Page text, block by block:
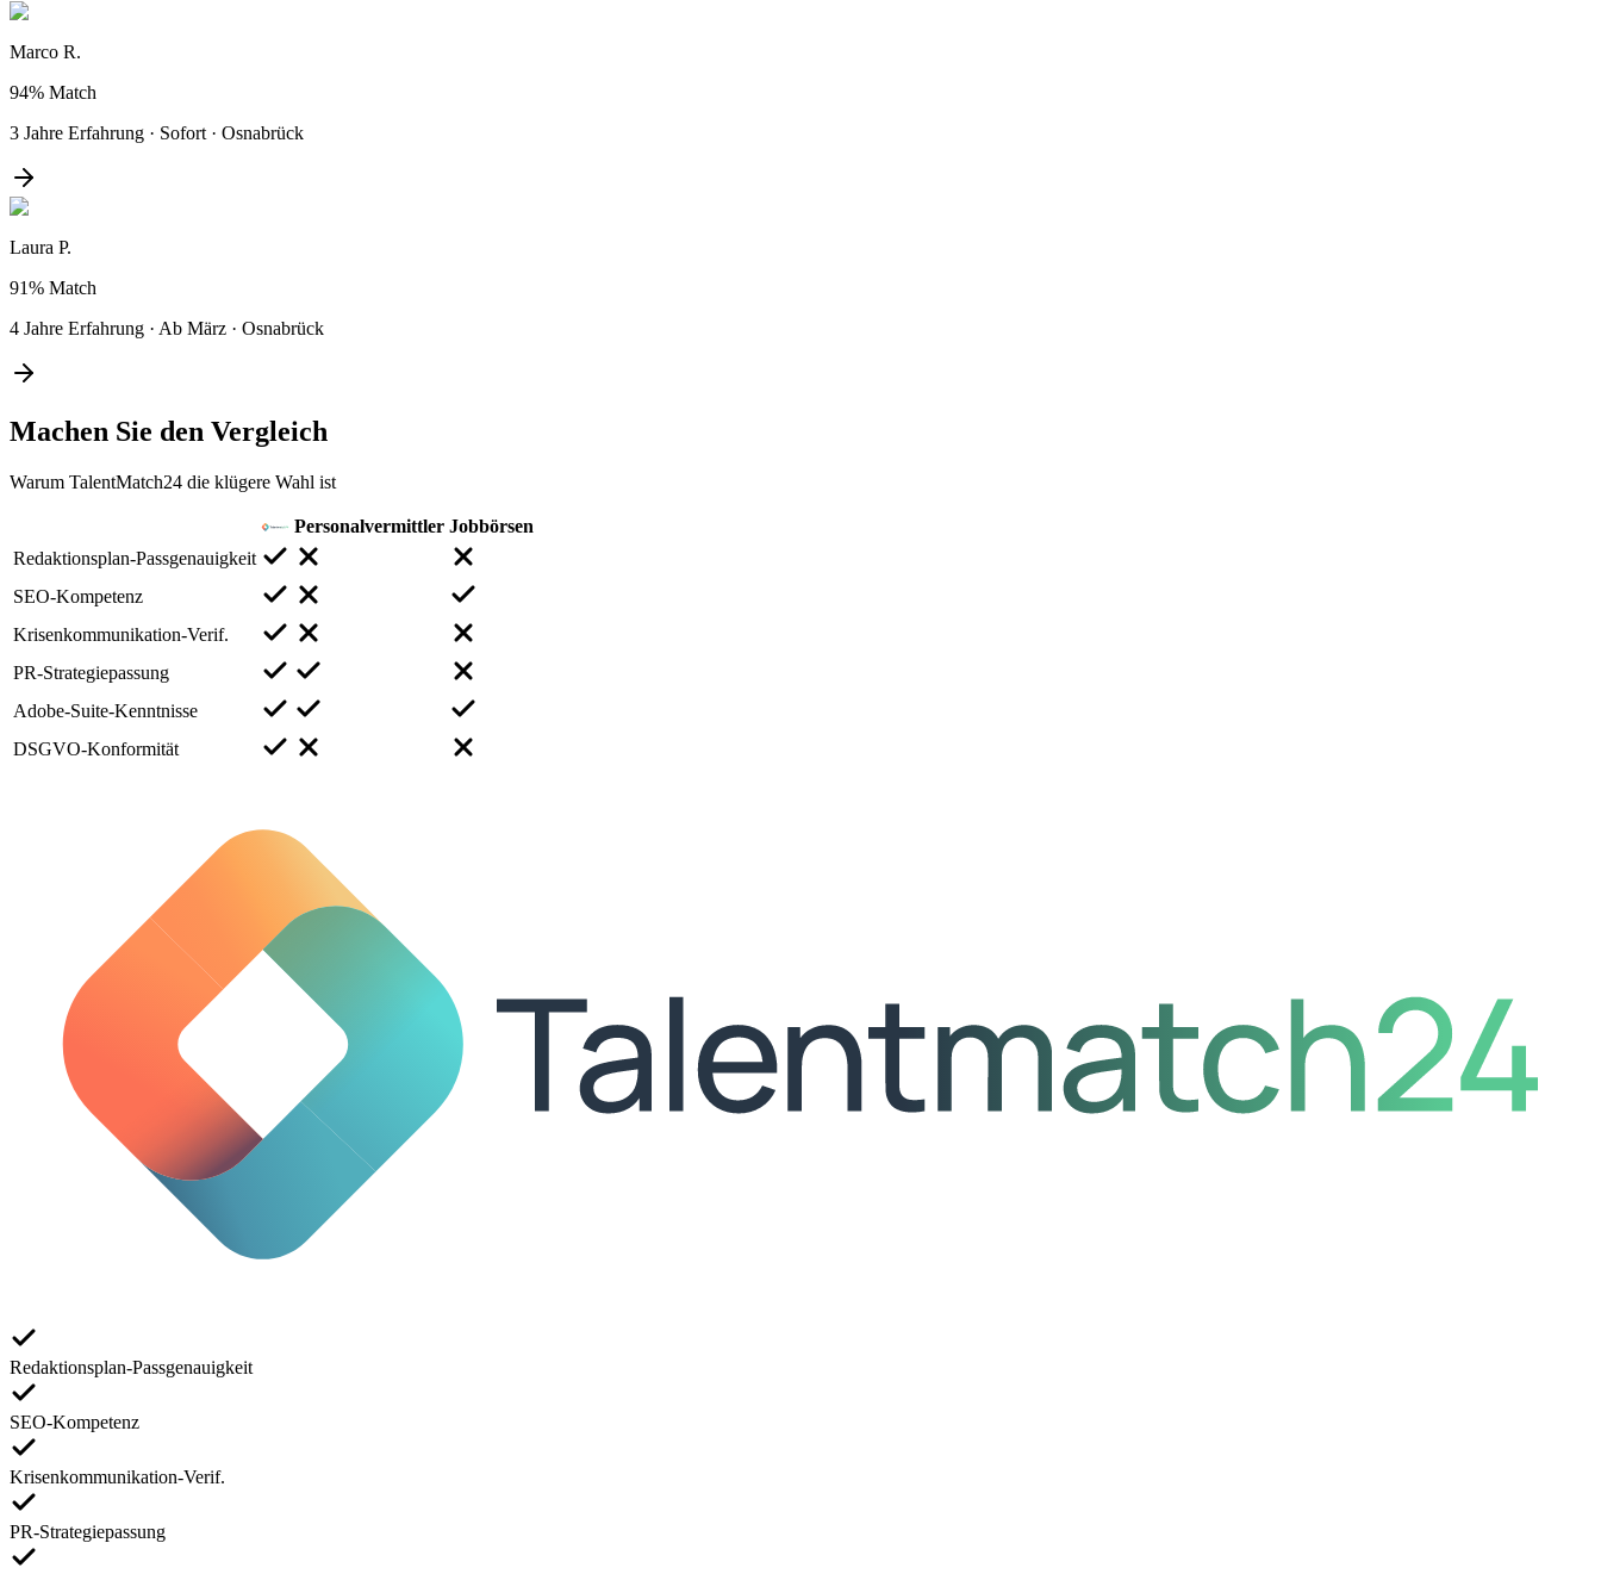
Marco R.
94% Match
3 Jahre Erfahrung · Sofort · Osnabrück
Laura P.
91% Match
4 Jahre Erfahrung · Ab März · Osnabrück
Machen Sie den Vergleich
Warum TalentMatch24 die klügere Wahl ist
Personalvermittler Jobbörsen
Redaktionsplan-Passgenauigkeit
SEO-Kompetenz
Krisenkommunikation-Verif.
PR-Strategiepassung
Adobe-Suite-Kenntnisse
DSGVO-Konformität
Redaktionsplan-Passgenauigkeit
SEO-Kompetenz
Krisenkommunikation-Verif.
PR-Strategiepassung